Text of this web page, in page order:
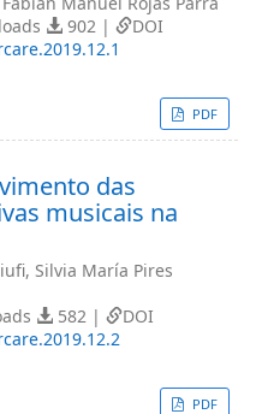
902 |
DOI
PDF
das
musicais na
Silvia María Pires
582 |
DOI
PDF